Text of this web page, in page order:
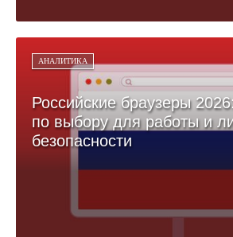
АНАЛИТИКА
Российские браузеры
по выбору для работы и
безопасности